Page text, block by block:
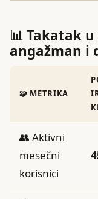
📊 Takatak
angažman i
🧩 METRIKA
👥 Aktivni
mesečni
korisnici